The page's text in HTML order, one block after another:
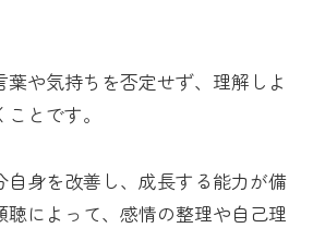
や気持ちを否定せず、理解しよ
とです。
自身を改善し、成長する能力が備
聴によって、感情の整理や自己理